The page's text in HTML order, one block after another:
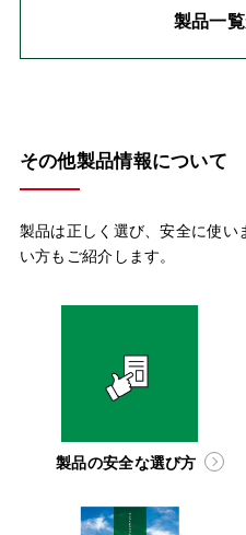
製品一
その他製品情報について
製品は正しく選び、安全に使い
い方もご紹介します。
製品の安全な選び方